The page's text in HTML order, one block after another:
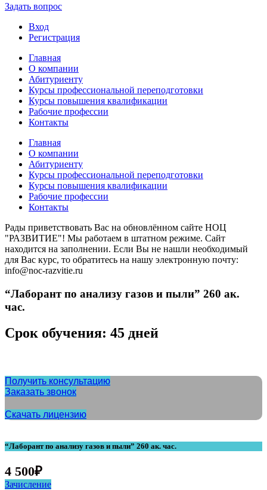
Задать вопрос
Вход
Регистрация
Главная
О компании
Абитуриенту
Курсы профессиональной переподготовки
Курсы повышения квалификации
Рабочие профессии
Контакты
Главная
О компании
Абитуриенту
Курсы профессиональной переподготовки
Курсы повышения квалификации
Рабочие профессии
Контакты
Рады приветствовать Вас на обновлённом сайте НОЦ
"РАЗВИТИЕ"! Мы работаем в штатном режиме. Сайт
находится на заполнении. Если Вы не нашли необходимый
для Вас курс, то обратитесь на нашу электронную почту:
info@noc-razvitie.ru
“Лаборант по анализу газов и пыли” 260 ак.
час.
Срок обучения: 45 дней
Получить консультацию
Заказать звонок
Скачать лицензию
“Лаборант по анализу газов и пыли” 260 ак. час.
4 500₽
Зачисление